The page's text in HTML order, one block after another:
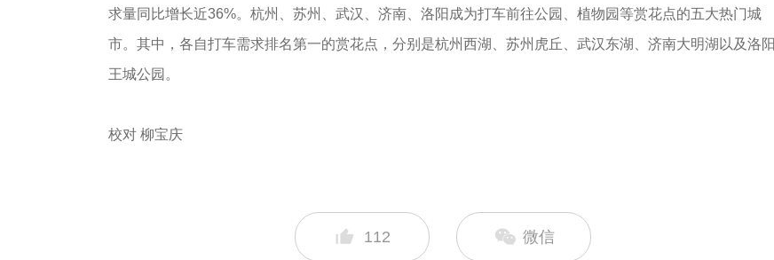
求量同比增长近36%。杭州、苏州、武汉、济南、洛阳成为打车前往公园、植物园等赏花点的五大热门城
市。其中，各自打车需求排名第一的赏花点，分别是杭州西湖、苏州虎丘、武汉东湖、济南大明湖以及洛阳
王城公园。
校对 柳宝庆
112 微信